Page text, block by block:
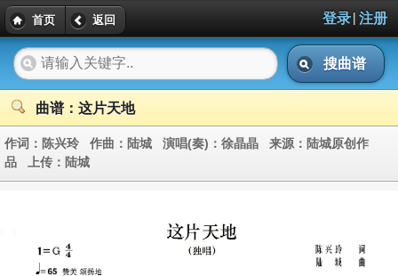
首页 返回 登录| 注册
搜曲谱
曲谱：这片天地
作词： 陈兴玲 作曲： 陆城 演唱(奏)： 徐晶晶 来源： 陆城原创作
品 上传： 陆城